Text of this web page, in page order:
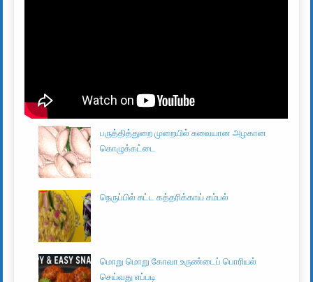
பருத்தித்துறை முறையில் சுவையான அழகான
கொழுக்கட்டை
நெருப்பில் சுட்ட கத்தரிக்காய் சம்பல்
மொறு மொறு கோவா உருண்டைப் பொரியல்
செய்வது எப்படி